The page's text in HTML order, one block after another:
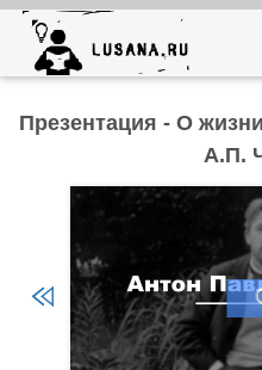
Презентация - О
А.П.